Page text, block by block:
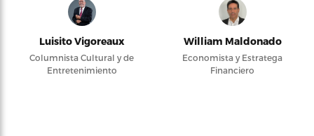
Luisito Vigoreaux
Columnista Cultural y de
Entretenimiento
William Maldonado
Economista y Estratega
Financiero